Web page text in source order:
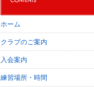
ホーム
クラブのご案内
入会案内
練習場所・時間